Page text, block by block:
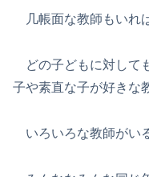
几帳面な教師もいれ
どの子どもに対して
子や素直な子が好きな
いろいろな教師がい